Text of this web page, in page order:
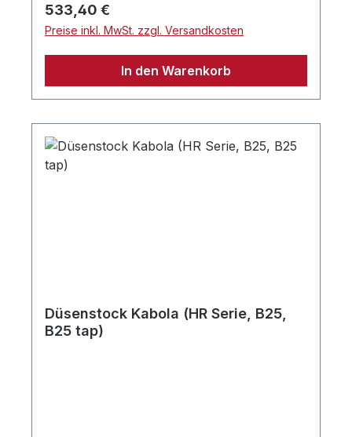
Regulärer Preis:
533,40 €
Preise inkl. MwSt. zzgl. Versandkosten
In den Warenkorb
Düsenstock Kabola (HR Serie, B25,
B25 tap)